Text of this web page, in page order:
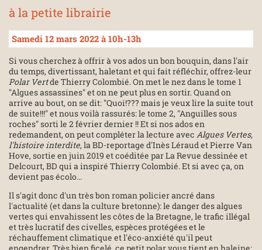
à la petite librairie
Samedi 12 mars 2022 à 10h-13h
Si vous cherchez à offrir à vos ados un bon bouquin, dans l'air
du temps, divertissant, haletant et qui fait réfléchir, offrez-leur
Polar Vertde Thierry Colombié. On met le nez dans le tome 1
"Algues assassines" et on ne peut plus en sortir. Quand on
arrive au bout, on se dit: "Quoi!??? mais je veux lire la suite tout
de suite!!!" et nous voilà rassurés: le tome 2, "Anguilles sous
roches" sorti le 2 février dernier !! Et si nos ados en
redemandent, on peut compléter la lecture avec Algues Vertes,
l'histoire interdite, la BD-reportage d'Inès Léraud et Pierre Van
Hove, sortie en juin 2019 et coéditée par La Revue dessinée et
Delcourt, BD qui a inspiré Thierry Colombié. Et si avec ça, on
devient pas écolo...
Il s'agit donc d'un très bon roman policier ancré dans
l'actualité (et dans la culture bretonne): le danger des algues
vertes qui envahissent les côtes de la Bretagne, le trafic illégal
et très lucratif des civelles, espèces protégées et le
réchauffement climatique et l'éco-anxiété qu'il peut